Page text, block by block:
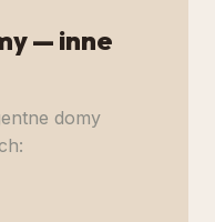
— inne
domy